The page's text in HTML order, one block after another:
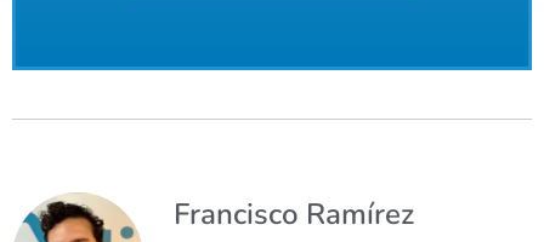
Francisco Ramírez